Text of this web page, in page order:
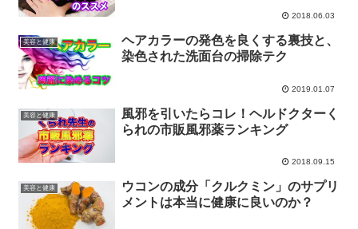
2018.06.03
美容と健康
ヘアカラーの発色を良くする裏技と、
染色された洗面台の掃除テク
2019.01.07
美容と健康
風邪を引いたらコレ！ヘルドクターく
られの市販風邪薬ランキング
2018.09.15
美容と健康
ウコンの成分「クルクミン」のサプリ
メントは本当に健康に良いのか？